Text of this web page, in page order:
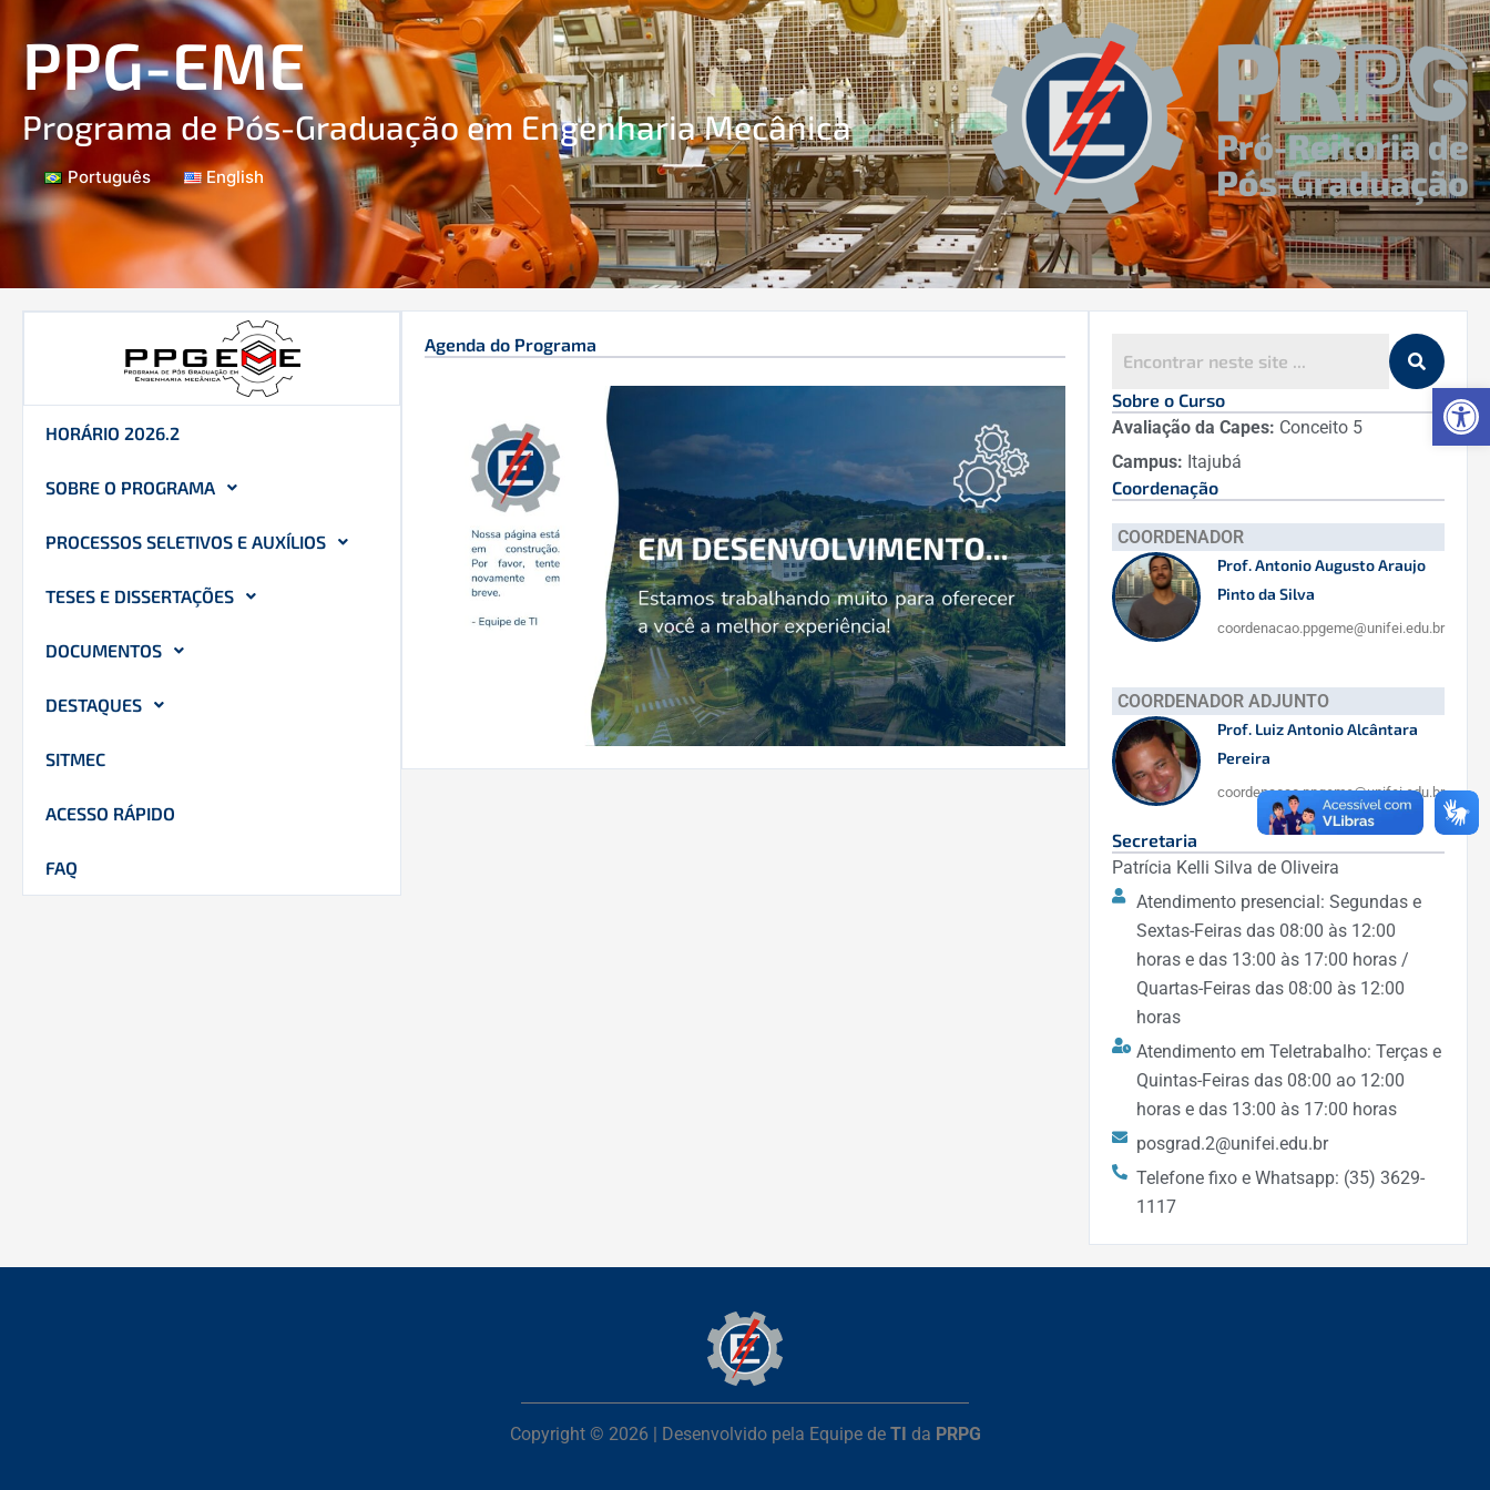
para
conteúdo
PPG-EME
Programa de Pós-Graduação em Engenharia Mecânica
Português English
HORÁRIO 2026.2
SOBRE O PROGRAMA
PROCESSOS SELETIVOS E AUXÍLIOS
TESES E DISSERTAÇÕES
DOCUMENTOS
DESTAQUES
SITMEC
ACESSO RÁPIDO
FAQ
Agenda do Programa
Sobre o Curso
Avaliação da Capes: Conceito 5
Campus: Itajubá
Coordenação
COORDENADOR
Prof. Antonio Augusto Araujo
Pinto da Silva
coordenacao.ppgeme@unifei.edu.br
COORDENADOR ADJUNTO
Prof. Luiz Antonio Alcântara
Pereira
coordenacao.ppgeme@unifei.edu.br
Secretaria
Patrícia Kelli Silva de Oliveira
Atendimento presencial: Segundas e
Sextas-Feiras das 08:00 às 12:00
horas e das 13:00 às 17:00 horas /
Quartas-Feiras das 08:00 às 12:00
horas
Atendimento em Teletrabalho: Terças e
Quintas-Feiras das 08:00 ao 12:00
horas e das 13:00 às 17:00 horas
posgrad.2@unifei.edu.br
Telefone fixo e Whatsapp: (35) 3629-
1117
Copyright © 2026 | Desenvolvido pela Equipe de TI da PRPG